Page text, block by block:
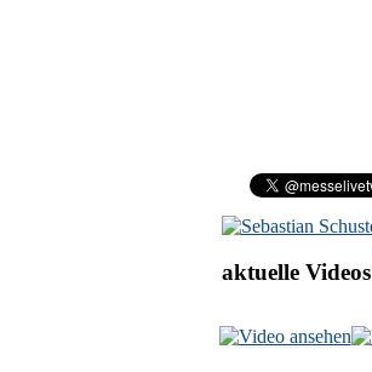
aktuelle Videos